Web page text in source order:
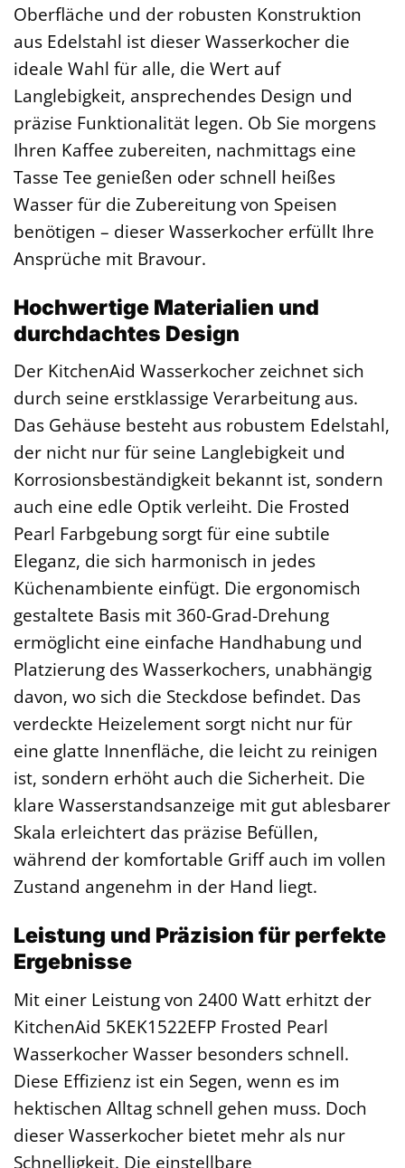
Oberfläche und der robusten Konstruktion
aus Edelstahl ist dieser Wasserkocher die
ideale Wahl für alle, die Wert auf
Langlebigkeit, ansprechendes Design und
präzise Funktionalität legen. Ob Sie morgens
Ihren Kaffee zubereiten, nachmittags eine
Tasse Tee genießen oder schnell heißes
Wasser für die Zubereitung von Speisen
benötigen – dieser Wasserkocher erfüllt Ihre
Ansprüche mit Bravour.
Hochwertige Materialien und
durchdachtes Design
Der KitchenAid Wasserkocher zeichnet sich
durch seine erstklassige Verarbeitung aus.
Das Gehäuse besteht aus robustem Edelstahl,
der nicht nur für seine Langlebigkeit und
Korrosionsbeständigkeit bekannt ist, sondern
auch eine edle Optik verleiht. Die Frosted
Pearl Farbgebung sorgt für eine subtile
Eleganz, die sich harmonisch in jedes
Küchenambiente einfügt. Die ergonomisch
gestaltete Basis mit 360-Grad-Drehung
ermöglicht eine einfache Handhabung und
Platzierung des Wasserkochers, unabhängig
davon, wo sich die Steckdose befindet. Das
verdeckte Heizelement sorgt nicht nur für
eine glatte Innenfläche, die leicht zu reinigen
ist, sondern erhöht auch die Sicherheit. Die
klare Wasserstandsanzeige mit gut ablesbarer
Skala erleichtert das präzise Befüllen,
während der komfortable Griff auch im vollen
Zustand angenehm in der Hand liegt.
Leistung und Präzision für perfekte
Ergebnisse
Mit einer Leistung von 2400 Watt erhitzt der
KitchenAid 5KEK1522EFP Frosted Pearl
Wasserkocher Wasser besonders schnell.
Diese Effizienz ist ein Segen, wenn es im
hektischen Alltag schnell gehen muss. Doch
dieser Wasserkocher bietet mehr als nur
Schnelligkeit. Die einstellbare